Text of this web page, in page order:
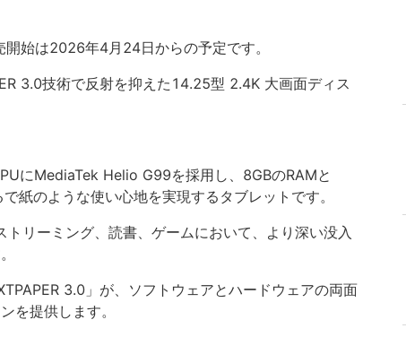
始は2026年4月24日からの予定です。
3.0技術で反射を抑えた14.25型 2.4K 大画面ディス
にMediaTek Helio G99を採用し、8GBのRAMと
紙のような使い心地を実現するタブレットです。
リーミング、読書、ゲームにおいて、より深い没入
3.0」が、ソフトウェアとハードウェアの両面
を提供します。